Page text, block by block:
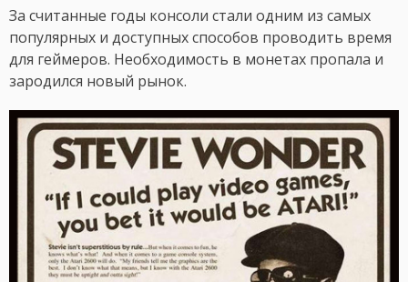
За считанные годы консоли стали одним из самых
популярных и доступных способов проводить время
для геймеров. Необходимость в монетах пропала и
зародился новый рынок.